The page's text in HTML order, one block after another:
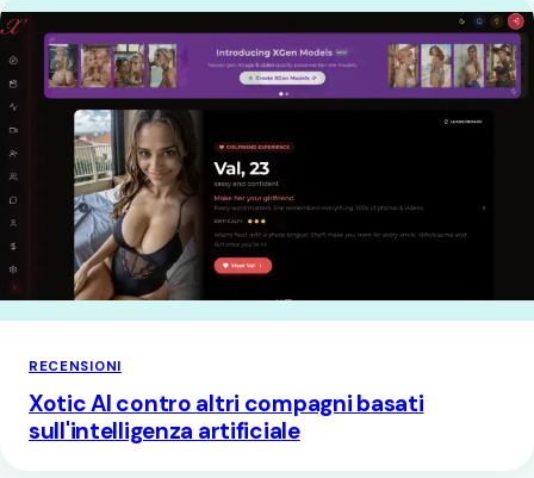
RECENSIONI
Xotic AI contro altri compagni basati
sull'intelligenza artificiale